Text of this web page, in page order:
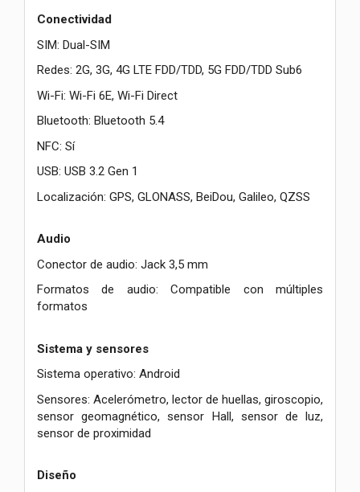
Conectividad
SIM: Dual-SIM
Redes: 2G, 3G, 4G LTE FDD/TDD, 5G FDD/TDD Sub6
Wi-Fi: Wi-Fi 6E, Wi-Fi Direct
Bluetooth: Bluetooth 5.4
NFC: Sí
USB: USB 3.2 Gen 1
Localización: GPS, GLONASS, BeiDou, Galileo, QZSS
Audio
Conector de audio: Jack 3,5 mm
Formatos de audio: Compatible con múltiples
formatos
Sistema y sensores
Sistema operativo: Android
Sensores: Acelerómetro, lector de huellas, giroscopio,
sensor geomagnético, sensor Hall, sensor de luz,
sensor de proximidad
Diseño